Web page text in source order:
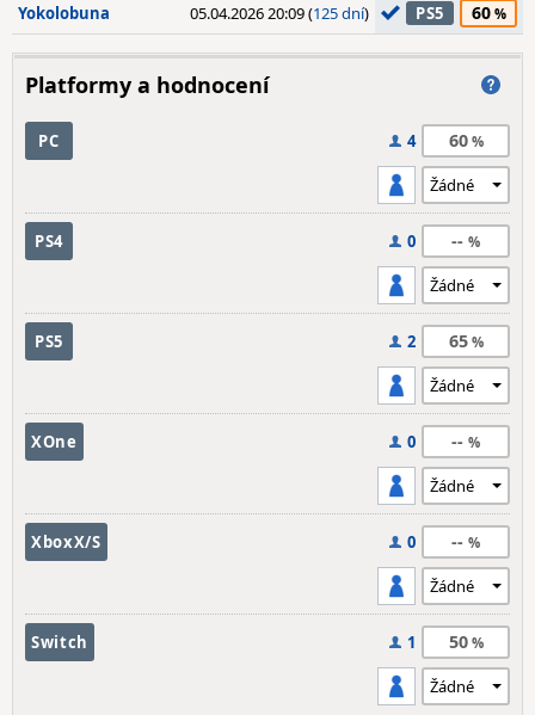
Yokolobuna 05.04.2026 20:09 (125 dní) PS5 60
Platformy a hodnocení
PC 4 60
PS4 0 --
PS5 2 65
XOne 0 --
XboxX/S 0 --
Switch 1 50